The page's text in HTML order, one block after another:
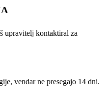
upravitelj kontaktiral za
vendar ne presegajo 14 dni.